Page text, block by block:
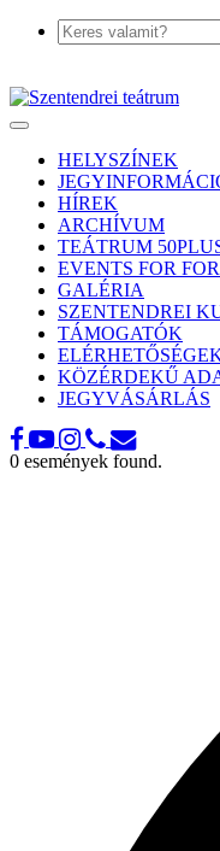
Toggle
navigationHELYSZÍNEK
HÍREK
ARCHÍVUM
TEÁTRUM
EVENTS FOR
GALÉRIA
SZENTENDREI
TÁMOGATÓK
KÖZÉRDEKŰ
JEGYVÁSÁRLÁS
0 események found.